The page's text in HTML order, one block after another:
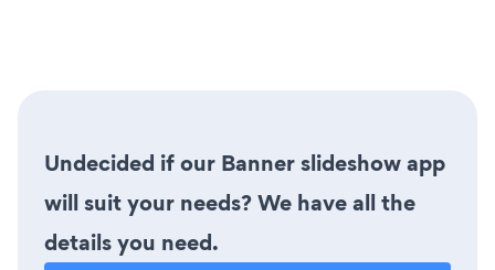
Undecided if our Banner slideshow app
will suit your needs? We have all the
details you need.